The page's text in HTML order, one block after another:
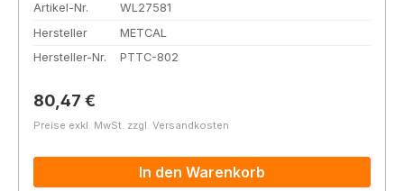
Artikel-Nr.
WL27581
Hersteller
METCAL
Hersteller-Nr.
PTTC-802
Regulärer Preis:
80,47 €
Preise exkl. MwSt. zzgl. Versandkosten
In den Warenkorb